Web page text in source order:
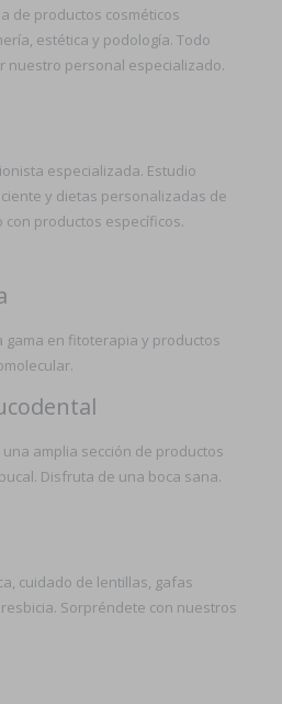
de productos cosméticos
estética y podología. Todo
nuestro personal especializado.
especializada. Estudio
y dietas personalizadas de
con productos específicos.
gama en fitoterapia y productos
amplia sección de productos
Disfruta de una boca sana.
cuidado de lentillas, gafas
Sorpréndete con nuestros